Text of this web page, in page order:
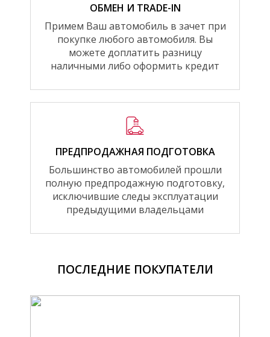
ОБМЕН И TRADE-IN
Примем Ваш автомобиль в зачет при
покупке любого автомобиля. Вы
можете доплатить разницу
наличными либо оформить кредит
ПРЕДПРОДАЖНАЯ ПОДГОТОВКА
Большинство автомобилей прошли
полную предпродажную подготовку,
исключившие следы эксплуатации
предыдущими владельцами
ПОСЛЕДНИЕ ПОКУПАТЕЛИ